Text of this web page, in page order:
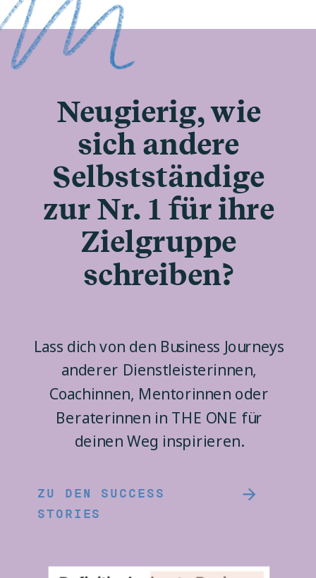
Neugierig, wie
sich andere
Selbstständige
zur Nr. 1 für ihre
Zielgruppe
schreiben?
Lass dich von den Business Journeys
anderer Dienstleisterinnen,
Coachinnen, Mentorinnen oder
Beraterinnen in THE ONE für
deinen Weg inspirieren.
ZU DEN SUCCESS
STORIES